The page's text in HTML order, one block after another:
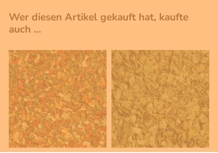
Wer diesen Artikel gekauft hat, kaufte
auch …